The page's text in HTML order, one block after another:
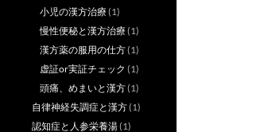
小児の漢方治療(1)
慢性便秘と漢方治療(1)
漢方薬の服用の仕方(1)
虚証or実証チェック (1)
頭痛、めまいと漢方(1)
自律神経失調症と漢方(1)
認知症と人参栄養湯(1)